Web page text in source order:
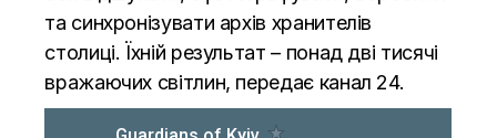
та синхронізувати архів хранителів
столиці. Їхній результат – понад дві тисячі
вражаючих світлин, передає канал 24.